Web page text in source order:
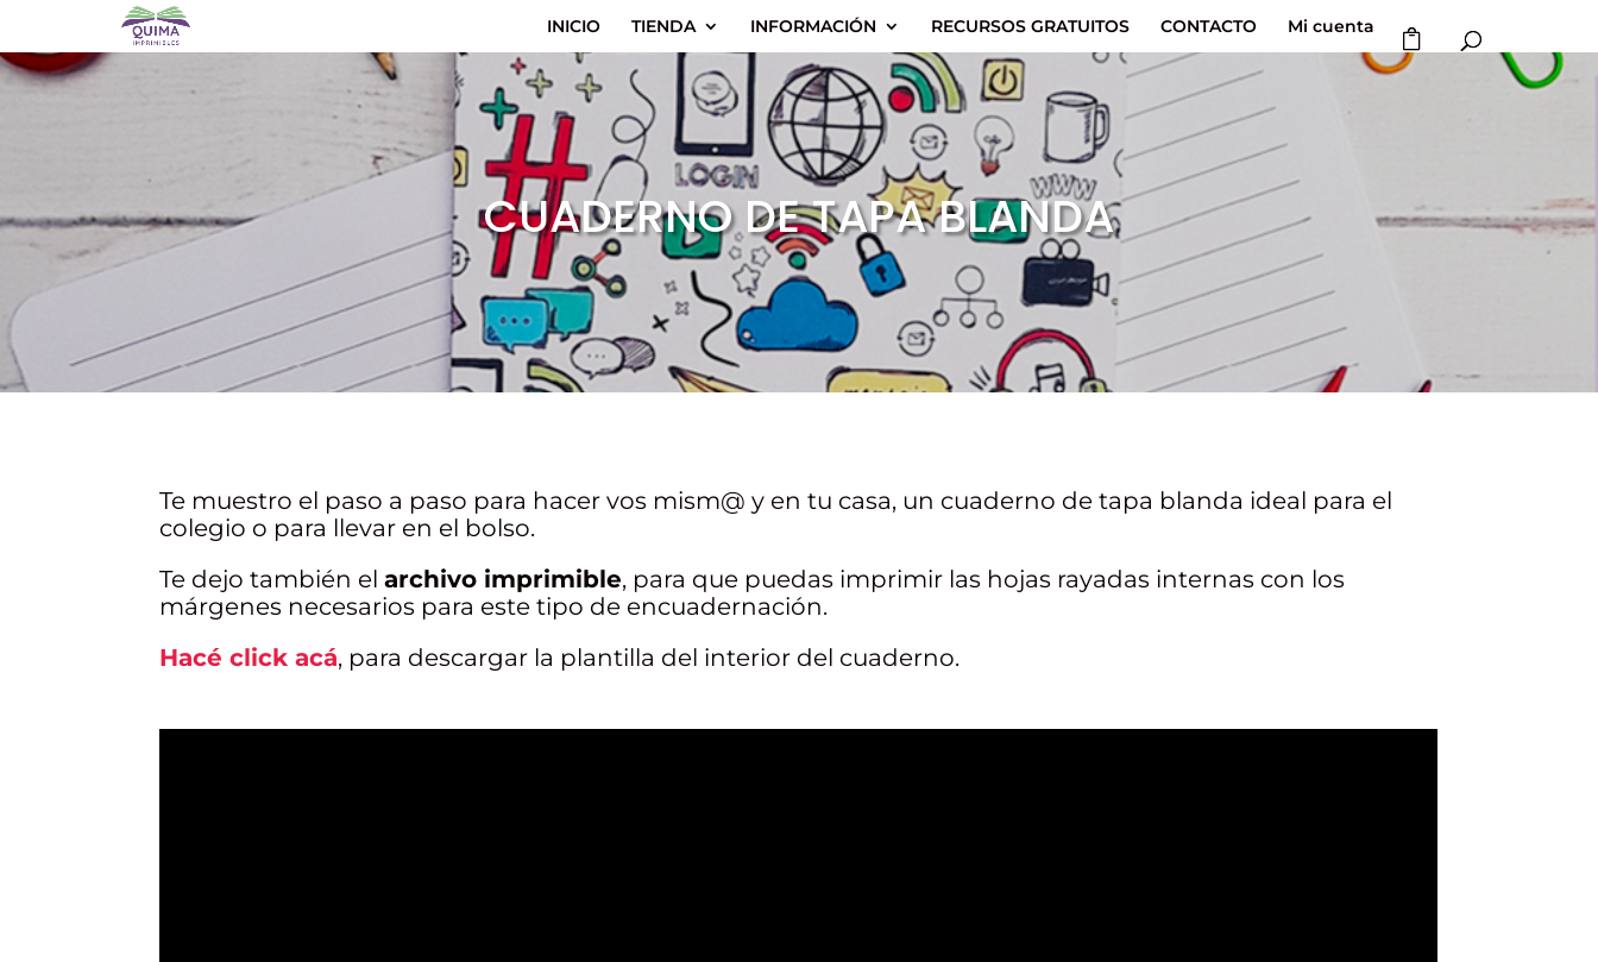
INICIO TIENDA INFORMACIÓN RECURSOS GRATUITOS CONTACTO Mi cuenta
CUADERNO DE TAPA BLANDA
Te muestro el paso a paso para hacer vos mism@ y en tu casa, un cuaderno de tapa blanda ideal para el
colegio o para llevar en el bolso.
Te dejo también elarchivo imprimible, para que puedas imprimir las hojas rayadas internas con los
márgenes necesarios para este tipo de encuadernación.
Hacé click acá, para descargar la plantilla del interior del cuaderno.